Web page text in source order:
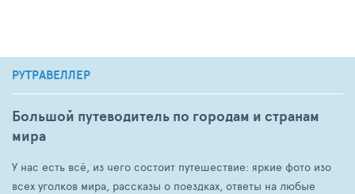
РУТРАВЕЛЛЕР
Большой путеводитель по городам и странам
мира
У нас есть всё, из чего состоит путешествие: яркие фото изо
всех уголков мира, рассказы о поездках, ответы на любые